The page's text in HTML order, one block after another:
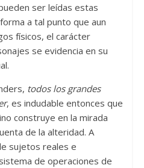
ser leídas estas
a tal punto que aun
físicos, el carácter
se evidencia en su
todos los grandes
, es indudable entonces que
construye en la mirada
de la alteridad. A
sujetos reales e
de operaciones de